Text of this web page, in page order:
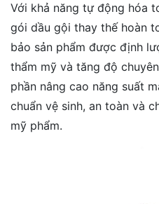
Với khả năng tự động hóa
gói dầu gội thay thế hoàn
bảo sản phẩm được định
thẩm mỹ và tăng độ
phần nâng cao năng suất
chuẩn vệ sinh, an toàn và
mỹ phẩm.